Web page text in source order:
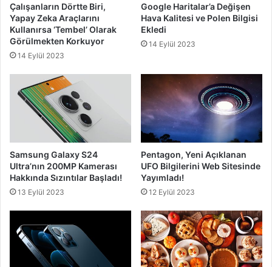
Çalışanların Dörtte Biri,
Yapay Zeka Araçlarını
Kullanırsa ‘Tembel’ Olarak
Görülmekten Korkuyor
14 Eylül 2023
Google Haritalar’a Değişen
Hava Kalitesi ve Polen Bilgisi
Ekledi
14 Eylül 2023
Samsung Galaxy S24
Ultra’nın 200MP Kamerası
Hakkında Sızıntılar Başladı!
13 Eylül 2023
Pentagon, Yeni Açıklanan
UFO Bilgilerini Web Sitesinde
Yayımladı!
12 Eylül 2023